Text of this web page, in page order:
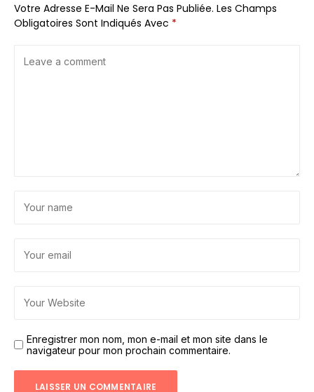
Votre Adresse E-Mail Ne Sera Pas Publiée. Les Champs
Obligatoires Sont Indiqués Avec *
Enregistrer mon nom, mon e-mail et mon site dans le
navigateur pour mon prochain commentaire.